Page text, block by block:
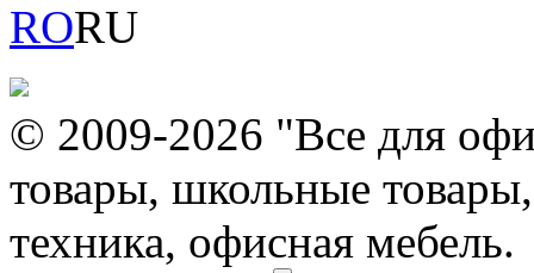
RORU
© 2009-2026 "Все для
товары, школьные
техника, офисная мебель.